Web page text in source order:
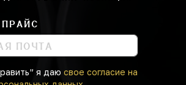
я даю свое согласие на